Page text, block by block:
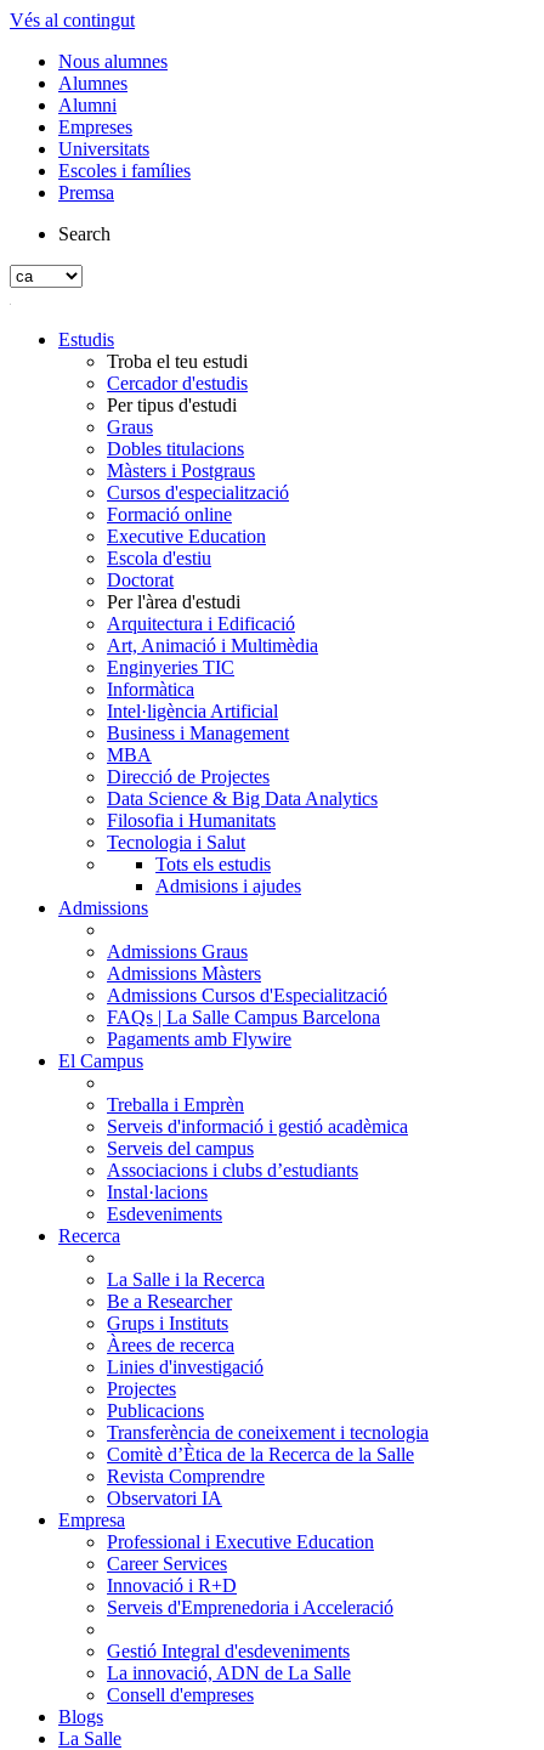
Vés al contingut
Nous alumnes
Alumnes
Alumni
Empreses
Universitats
Escoles i famílies
Premsa
Search
Estudis
Troba el teu estudi
Cercador d'estudis
Per tipus d'estudi
Graus
Dobles titulacions
Màsters i Postgraus
Cursos d'especialització
Formació online
Executive Education
Escola d'estiu
Doctorat
Per l'àrea d'estudi
Arquitectura i Edificació
Art, Animació i Multimèdia
Enginyeries TIC
Informàtica
Intel·ligència Artificial
Business i Management
MBA
Direcció de Projectes
Data Science & Big Data Analytics
Filosofia i Humanitats
Tecnologia i Salut
Tots els estudis
Admisions i ajudes
Admissions
Admissions Graus
Admissions Màsters
Admissions Cursos d'Especialització
FAQs | La Salle Campus Barcelona
Pagaments amb Flywire
El Campus
Treballa i Emprèn
Serveis d'informació i gestió acadèmica
Serveis del campus
Associacions i clubs d’estudiants
Instal·lacions
Esdeveniments
Recerca
La Salle i la Recerca
Be a Researcher
Grups i Instituts
Àrees de recerca
Linies d'investigació
Projectes
Publicacions
Transferència de coneixement i tecnologia
Comitè d’Ètica de la Recerca de la Salle
Revista Comprendre
Observatori IA
Empresa
Professional i Executive Education
Career Services
Innovació i R+D
Serveis d'Emprenedoria i Acceleració
Gestió Integral d'esdeveniments
La innovació, ADN de La Salle
Consell d'empreses
Blogs
La Salle